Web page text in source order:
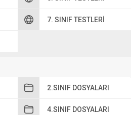
7. SINIF TESTLERI
2.SINIF DOSYALARI
4.SINIF DOSYALARI